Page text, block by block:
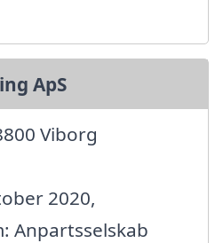
ApS
Viborg
2020,
Anpartsselskab